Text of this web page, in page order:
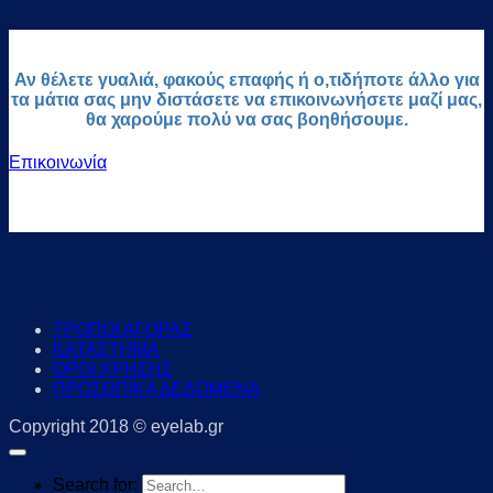
Αν θέλετε γυαλιά, φακούς επαφής ή ο,τιδήποτε άλλο για
τα μάτια σας μην διστάσετε να επικοινωνήσετε μαζί μας,
θα χαρούμε πολύ να σας βοηθήσουμε.
Επικοινωνία
ΤΡΟΠΟΙ ΑΓΟΡΑΣ
ΚΑΤΑΣΤΗΜΑ
ΟΡΟΙ ΧΡΗΣΗΣ
ΠΡΟΣΩΠΙΚΑ ΔΕΔΟΜΕΝΑ
Copyright 2018 © eyelab.gr
Search for: